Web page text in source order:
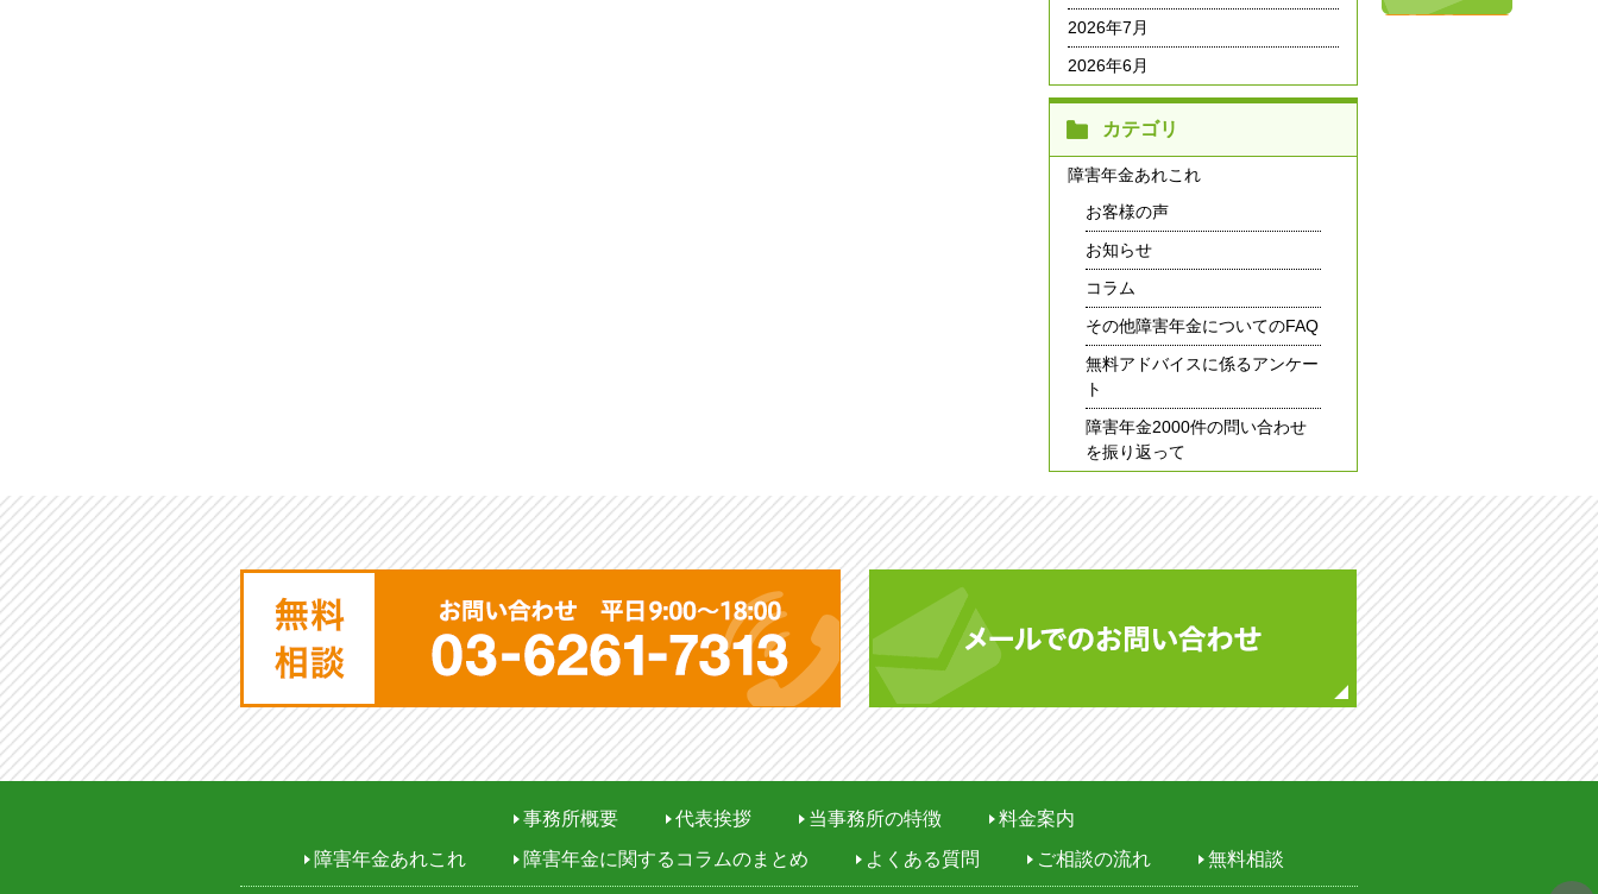
2026年7月
2026年6月
カテゴリ
障害年金あれこれ
お客様の声
お知らせ
コラム
その他障害年金についてのFAQ
無料アドバイスに係るアンケー
ト
障害年金2000件の問い合わせ
を振り返って
無料相談 お問い合わせ
平日 9:00?18:00 (土日祝休み）03-6261-7313
メールでのお問い合わせ
事務所概要 代表挨拶 当事務所の特徴
料金案内
障害年金あれこれ
障害年金に関するコラムのまとめ よくある質問 ご相談の流れ 無料相談